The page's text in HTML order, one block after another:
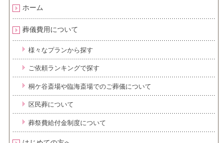
ホーム
葬儀費用について
様々なプランから探す
ご依頼ランキングで探す
桐ケ谷斎場や臨海斎場でのご葬儀について
区民葬について
葬祭費給付金制度について